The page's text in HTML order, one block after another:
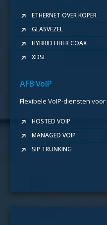
ETHERNET OVER KOPER
GLASVEZEL
HYBRID FIBER COAX
XDSL
AFB VoIP
Flexibele VoIP-diensten
HOSTED VOIP
MANAGED VOIP
SIP TRUNKING